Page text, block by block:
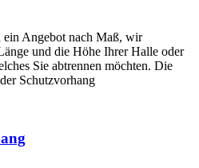
ein Angebot nach Maß, wir
und die Höhe Ihrer Halle oder
Sie abtrennen möchten. Die
Schutzvorhang